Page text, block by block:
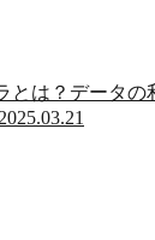
とは？データの
2025.03.21